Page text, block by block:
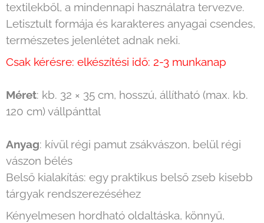
textilekből, a mindennapi használatra tervezve.
Letisztult formája és karakteres anyagai csendes,
természetes jelenlétet adnak neki.
Csak kérésre: elkészítési idő: 2-3 munkanap
Méret: kb. 32 × 35 cm, hosszú, állítható (max. kb.
120 cm) vállpánttal
Anyag: kívül régi pamut zsákvászon, belül régi
vászon bélés
Belső kialakítás: egy praktikus belső zseb kisebb
tárgyak rendszerezéséhez
Kényelmesen hordható oldaltáska, könnyű,